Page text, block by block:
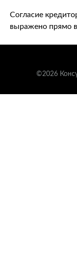
Согласие
выражено прямо
©2026